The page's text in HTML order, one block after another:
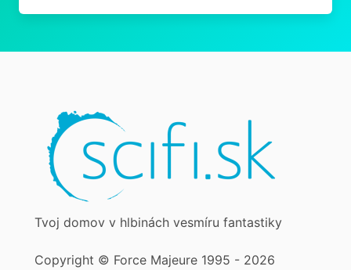
Tvoj domov v hlbinách vesmíru fantastiky
Copyright © Force Majeure 1995 - 2026